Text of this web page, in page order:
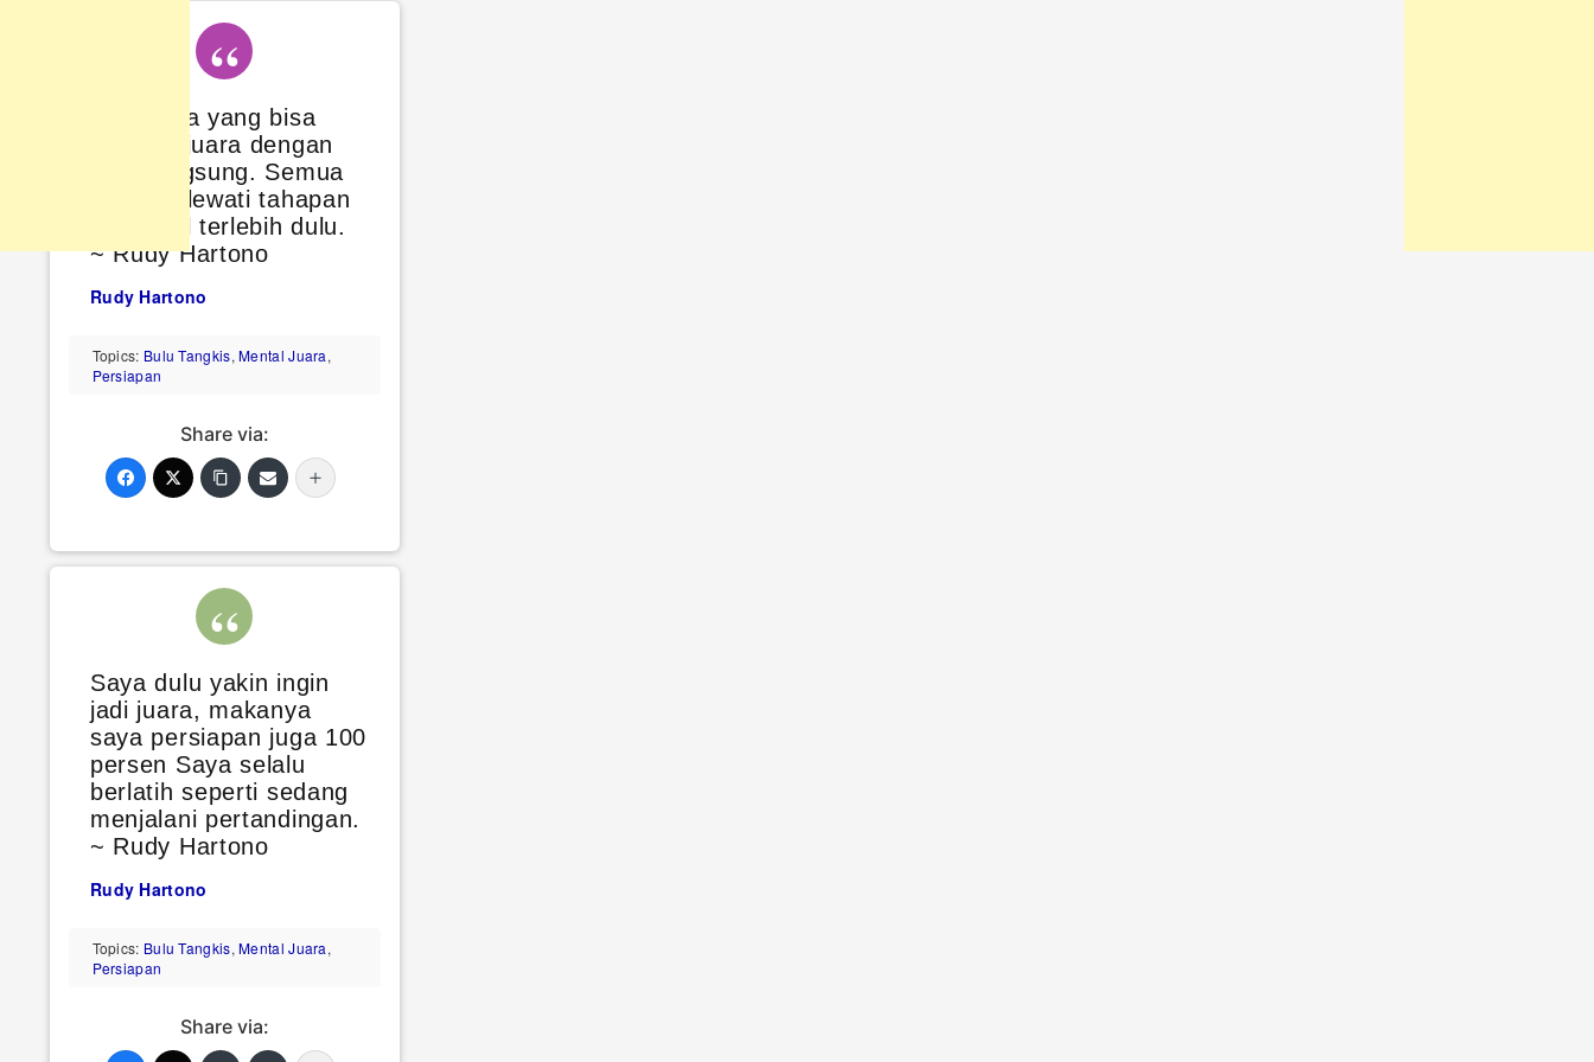
Tidak ada yang bisa
menjadi juara dengan
cara langsung. Semua
pasti melewati tahapan
dari awal terlebih dulu.
~ Rudy Hartono
Rudy Hartono
Topics: Bulu Tangkis,Mental Juara,
Persiapan
Share via:
Saya dulu yakin ingin
jadi juara, makanya
saya persiapan juga 100
persen Saya selalu
berlatih seperti sedang
menjalani pertandingan.
~ Rudy Hartono
Rudy Hartono
Topics: Bulu Tangkis,Mental Juara,
Persiapan
Share via: